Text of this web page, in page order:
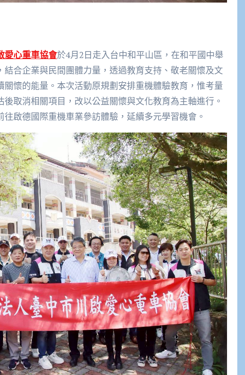
愛心重車協會於4月2日走入台中和平山區，在和平國中舉
合企業與民間團體力量，透過教育支持、敬老關懷及文
懷的能量。本次活動原規劃安排重機體驗教育，惟考量
取消相關項目，改以公益關懷與文化教育為主軸進行。
啟德國際重機車業參訪體驗，延續多元學習機會。